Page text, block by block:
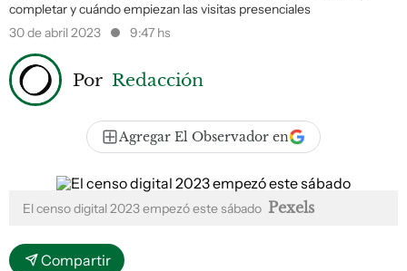
completar y cuándo empiezan las visitas presenciales
30 de abril 2023
9:47 hs
Por Redacción
Agregar El Observador en
El censo digital 2023 empezó este sábado Pexels
Compartir